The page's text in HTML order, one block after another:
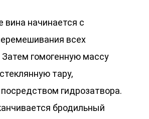
вина начинается с
всех
Затем гомогенную массу
тару,
гидрозатвора.
бродильный